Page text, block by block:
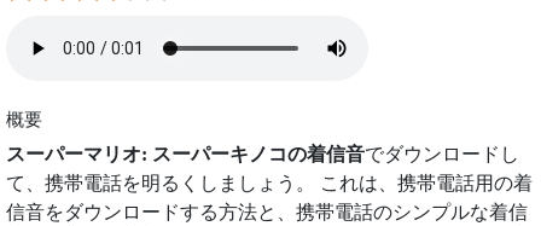
概要
スーパーマリオ: スーパーキノコの着信音でダウンロードし
て、携帯電話を明るくしましょう。 これは、携帯電話用の着
信音をダウンロードする方法と、携帯電話のシンプルな着信